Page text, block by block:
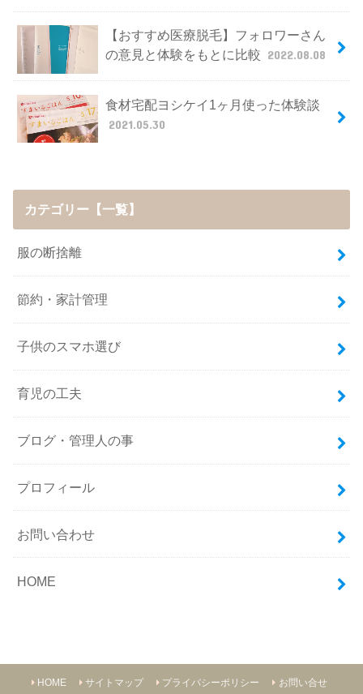
【おすすめ医療脱毛】フォロワーさん
の意見と体験をもとに比較 2022.08.08
食材宅配ヨシケイ1ヶ月使った体験談
2021.05.30
カテゴリー【一覧】
服の断捨離
節約・家計管理
子供のスマホ選び
育児の工夫
ブログ・管理人の事
プロフィール
お問い合わせ
HOME
HOME サイトマップ プライバシーポリシー お問い合せ